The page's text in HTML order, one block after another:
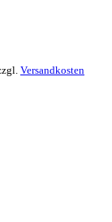
Versandkosten